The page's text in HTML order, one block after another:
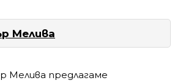
Мелива
Мелива предлагаме